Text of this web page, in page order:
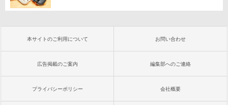
本サイトのご利用について お問い合わせ
広告掲載のご案内 編集部へのご連絡
プライバシーポリシー 会社概要